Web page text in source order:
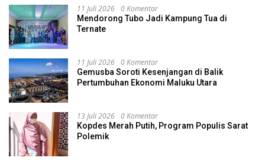
11 Juli 2026 0 Komentar
Mendorong Tubo Jadi Kampung Tua di
Ternate
11 Juli 2026 0 Komentar
Gemusba Soroti Kesenjangan di Balik
Pertumbuhan Ekonomi Maluku Utara
13 Juli 2026 0 Komentar
Kopdes Merah Putih, Program Populis Sarat
Polemik